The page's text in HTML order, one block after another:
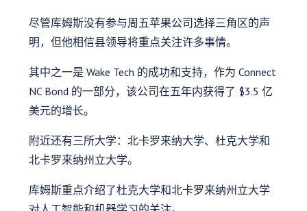
尽管库姆斯没有参与周五苹果公司选择三角区的声
明，但他相信县领导将重点关注许多事情。
其中之一是 Wake Tech 的成功和支持，作为 Connect
NC Bond 的一部分，该公司在五年内获得了 $3.5 亿
美元的增长。
附近还有三所大学：北卡罗来纳大学、杜克大学和
北卡罗来纳州立大学。
库姆斯重点介绍了杜克大学和北卡罗来纳州立大学